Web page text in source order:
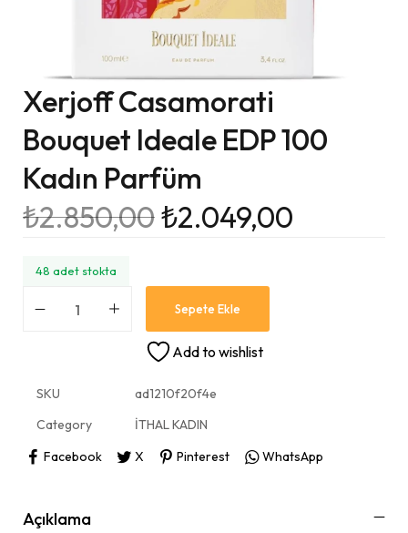
Xerjoff Casamorati
Bouquet Ideale EDP 100
Kadın Parfüm
₺2.850,00₺2.049,00
48 adet stokta
Sepete Ekle
Add to wishlist
SKU
ad1210f20f4e
Category
İTHAL KADIN
Facebook
X Pinterest WhatsApp
Açıklama